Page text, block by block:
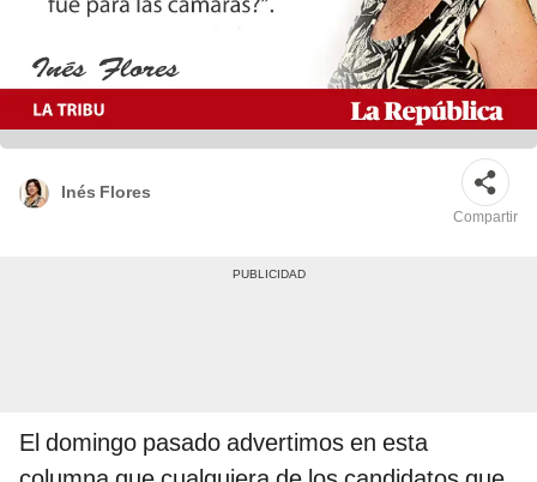
Inés Flores
Compartir
El domingo pasado advertimos en esta